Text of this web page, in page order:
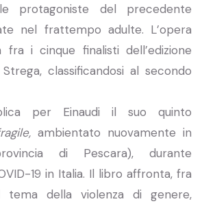
protagoniste del precedente
nel frattempo adulte. L’opera
fra i cinque finalisti dell’edizione
classificandosi al secondo
per Einaudi il suo quinto
ambientato nuovamente in
di Pescara), durante
19 in Italia. Il libro affronta, fra
della violenza di genere,